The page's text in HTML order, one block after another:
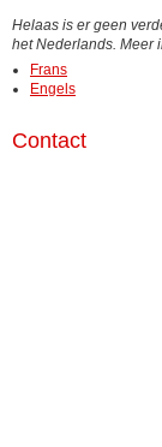
Helaas is er geen
het Nederlands. Meer
Frans
Engels
Contact